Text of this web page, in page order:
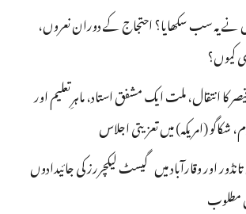
یہ سب سکھایا؟ احتجاج کے دوران نعروں،
کیوں؟
کا انتقال، ملت ایک مشفق استاد، ماہرِتعلیم اور
شکاگو (امریکہ) میں تعزیتی اجلاس
اور وقارآباد میں گیسٹ لیکچررز کی جائیدادوں
مطلوب